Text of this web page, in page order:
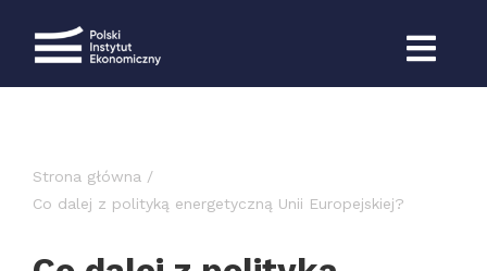
Strona główna
Co dalej z polityką energetyczną Unii Europejskiej?